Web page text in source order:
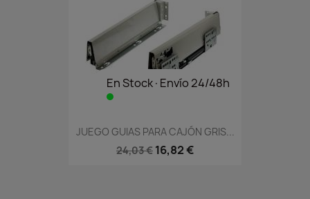
En Stock·Envío 24/48h
JUEGO GUIAS PARA CAJÓN GRIS...
24,03 € 16,82 €